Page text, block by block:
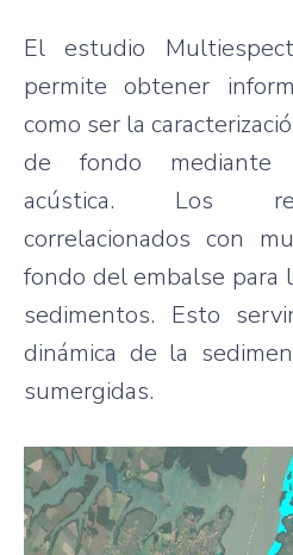
El estudio
permite obtener
como ser la
de fondo mediante
acústica. Los
correlacionados con
fondo del embalse para
sedimentos. Esto
dinámica de la
sumergidas.